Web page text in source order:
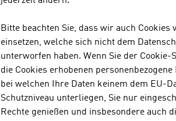
Bitte beachten Sie, dass wir auch
einsetzen, welche sich nicht dem
unterworfen haben. Wenn Sie der
die Cookies erhobenen
bei welchen Ihre Daten keinem dem EU-
Schutzniveau unterliegen, Sie nur
Rechte genießen und insbesondere auch